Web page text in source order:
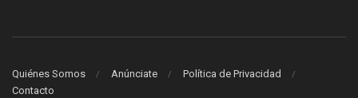
Quiénes Somos Anúnciate
Política de Privacidad
Contacto